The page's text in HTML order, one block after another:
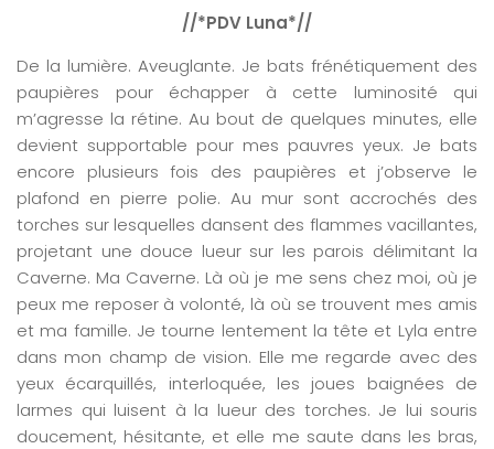
//*PDV Luna*//
De la lumière. Aveuglante. Je bats frénétiquement des
paupières pour échapper à cette luminosité qui
m’agresse la rétine. Au bout de quelques minutes, elle
devient supportable pour mes pauvres yeux. Je bats
encore plusieurs fois des paupières et j’observe le
plafond en pierre polie. Au mur sont accrochés des
torches sur lesquelles dansent des flammes vacillantes,
projetant une douce lueur sur les parois délimitant la
Caverne. Ma Caverne. Là où je me sens chez moi, où je
peux me reposer à volonté, là où se trouvent mes amis
et ma famille. Je tourne lentement la tête et Lyla entre
dans mon champ de vision. Elle me regarde avec des
yeux écarquillés, interloquée, les joues baignées de
larmes qui luisent à la lueur des torches. Je lui souris
doucement, hésitante, et elle me saute dans les bras,